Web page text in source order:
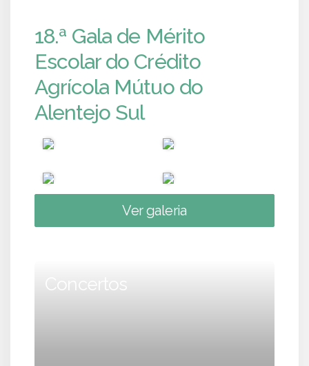
18.ª Gala de Mérito
Escolar do Crédito
Agrícola Mútuo do
Alentejo Sul
Ver galeria
Concertos